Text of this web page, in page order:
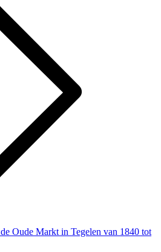
Oude Markt in Tegelen van 1840 tot